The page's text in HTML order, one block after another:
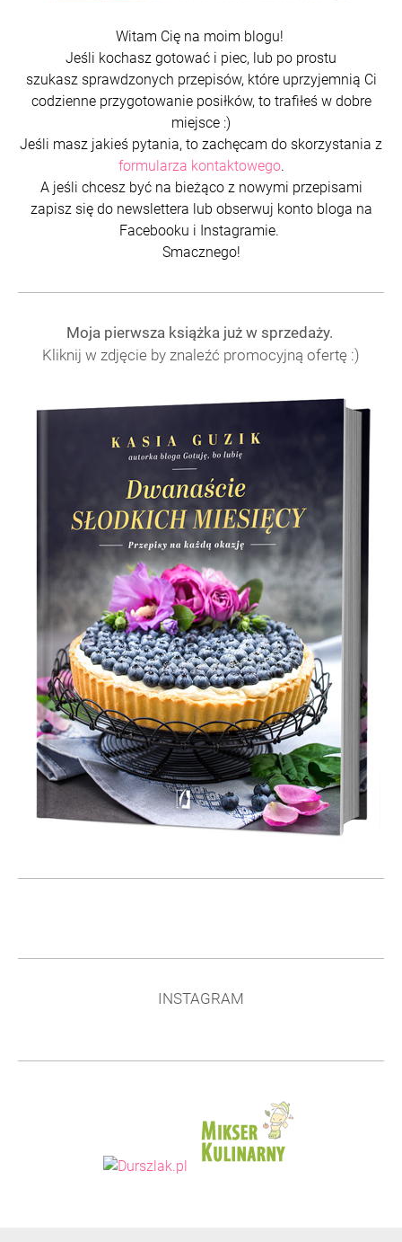
Witam Cię na moim blogu!
Jeśli kochasz gotować i piec, lub po prostu
szukasz sprawdzonych przepisów, które uprzyjemnią Ci
codzienne przygotowanie posiłków, to trafiłeś w dobre
miejsce :)
Jeśli masz jakieś pytania, to zachęcam do skorzystania z
formularza kontaktowego.
A jeśli chcesz być na bieżąco z nowymi przepisami
zapisz się do newslettera lub obserwuj konto bloga na
Facebooku i Instagramie.
Smacznego!
Moja pierwsza książka już w sprzedaży.
Kliknij w zdjęcie by znaleźć promocyjną ofertę :)
INSTAGRAM